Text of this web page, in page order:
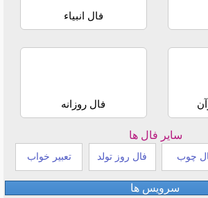
فال انبیاء
فال روزانه
سایر فال ها
چوب فال روز تولد تعبیر خواب
سرویس ها